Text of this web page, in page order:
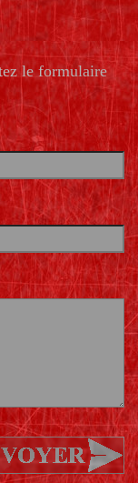
le formulaire